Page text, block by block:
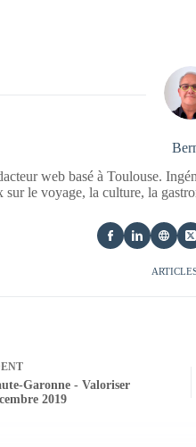
web basé à Toulouse.
sur le voyage, la culture, la
Garonne - Valoriser
2019